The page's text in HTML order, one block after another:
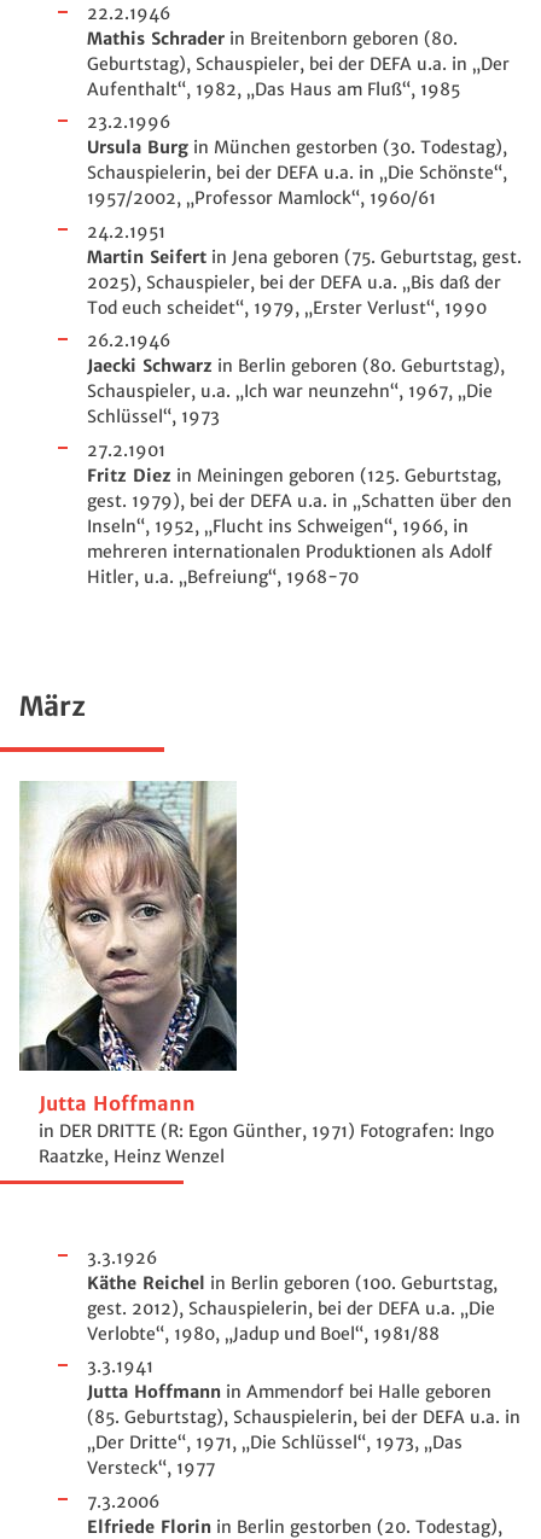
22.2.1946
Mathis Schrader in Breitenborn geboren (80.
Geburtstag), Schauspieler, bei der DEFA u.a. in „Der
Aufenthalt“, 1982, „Das Haus am Fluß“, 1985
23.2.1996
Ursula Burg in München gestorben (30. Todestag),
Schauspielerin, bei der DEFA u.a. in „Die Schönste“,
1957/2002, „Professor Mamlock“, 1960/61
24.2.1951
Martin Seifert in Jena geboren (75. Geburtstag, gest.
2025), Schauspieler, bei der DEFA u.a. „Bis daß der
Tod euch scheidet“, 1979, „Erster Verlust“, 1990
26.2.1946
Jaecki Schwarz in Berlin geboren (80. Geburtstag),
Schauspieler, u.a. „Ich war neunzehn“, 1967, „Die
Schlüssel“, 1973
27.2.1901
Fritz Diez in Meiningen geboren (125. Geburtstag,
gest. 1979), bei der DEFA u.a. in „Schatten über den
Inseln“, 1952, „Flucht ins Schweigen“, 1966, in
mehreren internationalen Produktionen als Adolf
Hitler, u.a. „Befreiung“, 1968-70
März
Jutta Hoffmann
in DER DRITTE (R: Egon Günther, 1971) Fotografen: Ingo
Raatzke, Heinz Wenzel
3.3.1926
Käthe Reichel in Berlin geboren (100. Geburtstag,
gest. 2012), Schauspielerin, bei der DEFA u.a. „Die
Verlobte“, 1980, „Jadup und Boel“, 1981/88
3.3.1941
Jutta Hoffmann in Ammendorf bei Halle geboren
(85. Geburtstag), Schauspielerin, bei der DEFA u.a. in
„Der Dritte“, 1971, „Die Schlüssel“, 1973, „Das
Versteck“, 1977
7.3.2006
Elfriede Florin in Berlin gestorben (20. Todestag),